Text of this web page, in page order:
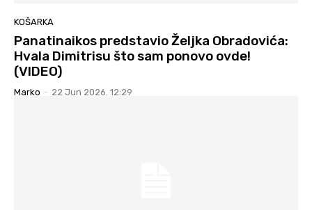
KOŠARKA
Panatinaikos predstavio Željka Obradovića:
Hvala Dimitrisu što sam ponovo ovde!
(VIDEO)
Marko - 22 Jun 2026. 12:29